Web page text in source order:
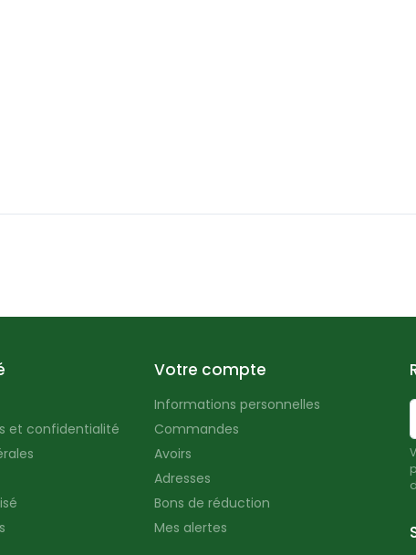
et confidentialité
Votre compte
Informations personnelles
Commandes
Avoirs
Adresses
Bons de réduction
Mes alertes